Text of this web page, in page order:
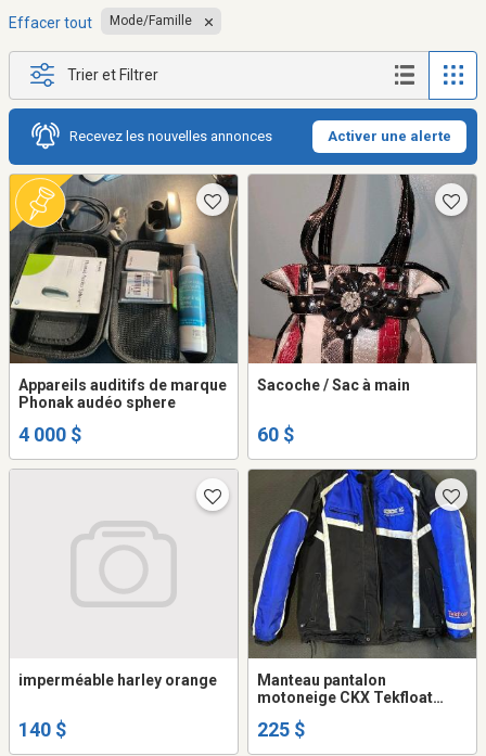
Effacer tout Mode/Famille
Trier et Filtrer
Recevez les nouvelles annonces Activer une alerte
Appareils auditifs de marque
Phonak audéo sphere
4 000 $
Sacoche / Sac à main
60 $
imperméable harley orange
140 $
Manteau pantalon
motoneige CKX Tekfloat
225 $